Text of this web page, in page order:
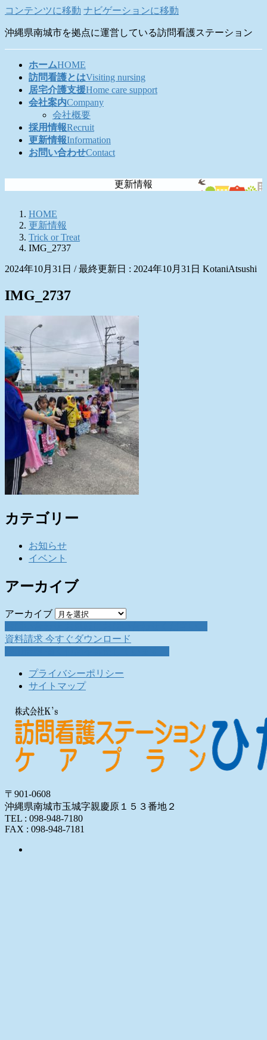
コンテンツに移動 ナビゲーションに移動
沖縄県南城市を拠点に運営している訪問看護ステーション
ホームHOME
訪問看護とはVisiting nursing
居宅介護支援Home care support
会社案内Company
会社概要
採用情報Recruit
更新情報Information
お問い合わせContact
更新情報
HOME
更新情報
Trick or Treat
IMG_2737
2024年10月31日 / 最終更新日 : 2024年10月31日 KotaniAtsushi
IMG_2737
カテゴリー
お知らせ
イベント
アーカイブ
アーカイブ
資料請求 今すぐダウンロード
プライバシーポリシー
サイトマップ
〒901-0608
沖縄県南城市玉城字親慶原１５３番地２
TEL : 098-948-7180
FAX : 098-948-7181